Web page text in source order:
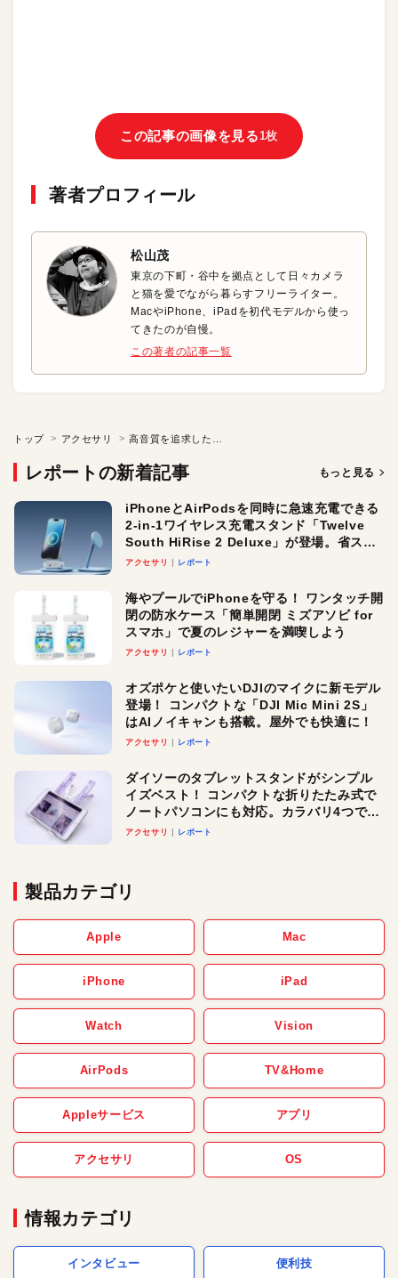
この記事の画像を見る 1枚
著者プロフィール
松山茂
東京の下町・谷中を拠点として日々カメラ
と猫を愛でながら暮らすフリーライター。
MacやiPhone、iPadを初代モデルから使っ
てきたのが自慢。
この著者の記事一覧
トップ アクセサリ
レポートの新着記事 もっと見る
iPhoneとAirPodsを同時に急速充電できる
2-in-1ワイヤレス充電スタンド「Twelve
South HiRise 2 Deluxe」が登場。省スペ
ースでおしゃれに充電したい人にオスス
アクセサリ レポート
海やプールでiPhoneを守る！ ワンタッチ開
閉の防水ケース「簡単開閉 ミズアソビ for
スマホ」で夏のレジャーを満喫しよう
アクセサリ レポート
オズポケと使いたいDJIのマイクに新モデル
登場！ コンパクトな「DJI Mic Mini 2S」
はAIノイキャンも搭載。屋外でも快適に！
アクセサリ レポート
ダイソーのタブレットスタンドがシンプル
イズベスト！ コンパクトな折りたたみ式で
ノートパソコンにも対応。カラバリ4つで選
べる楽しさも
アクセサリ レポート
製品カテゴリ
Apple Mac
iPhone iPad
Watch Vision
AirPods TV&Home
Appleサービス アプリ
アクセサリ OS
情報カテゴリ
インタビュー 便利技